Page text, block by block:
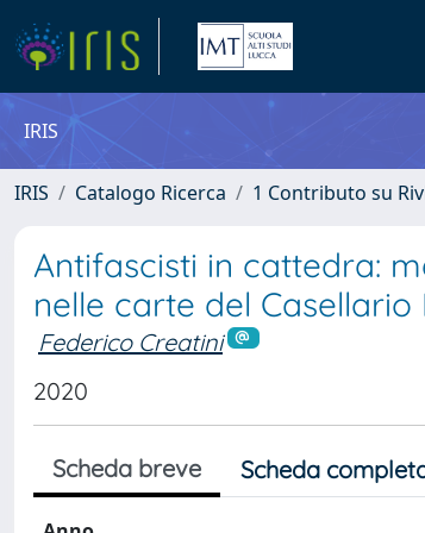
IRIS
IRIS Catalogo Ricerca 1 Contributo su
Antifascisti in cattedra:
nelle carte del Casellario
Federico Creatini
2020
Scheda breve Scheda